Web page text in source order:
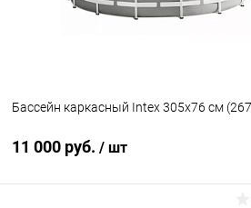
Бассейн каркасный Intex 305х76 см
11 000 руб. / шт